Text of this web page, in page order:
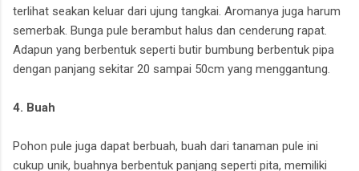
terlihat seakan keluar dari ujung tangkai. Aromanya juga harum
semerbak. Bunga pule berambut halus dan cenderung rapat.
Adapun yang berbentuk seperti butir bumbung berbentuk pipa
dengan panjang sekitar 20 sampai 50cm yang menggantung.
4. Buah
Pohon pule juga dapat berbuah, buah dari tanaman pule ini
cukup unik, buahnya berbentuk panjang seperti pita, memiliki